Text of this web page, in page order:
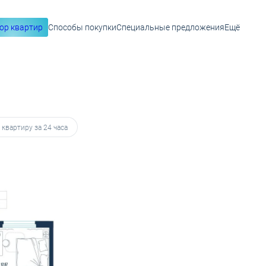
квартир Способы покупкиСпециальные предложенияЕщё
за 24 часа